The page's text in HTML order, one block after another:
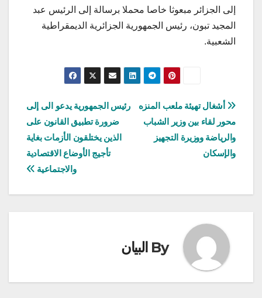
إلى الجزائر مبعوثا خاصا محملا برسالة إلى الرئيس عبد
المجيد تبون، رئيس الجمهورية الجزائرية الديمقراطية
الشعبية.
تصفّح
المقالات
رئيس الجمهورية يدعو الى إلى
ضرورة تطبيق القانون على
الذين يختلقون الأزمات بغاية
تأجيج الأوضاع الاقتصادية
والاجتماعية
أشغال تهيئة ملعب المنزه
محور لقاء بين وزير الشباب
والرياضة ووزيرة التجهيز
والإسكان
By البيان